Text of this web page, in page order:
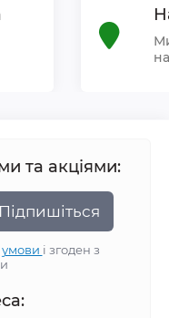
та акціями:
Підпишіться
і згоден з